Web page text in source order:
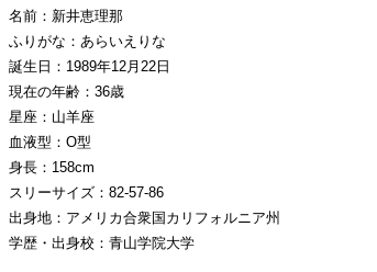
名前：新井恵理那
ふりがな：あらいえりな
誕生日：1989年12月22日
現在の年齢：36歳
星座：山羊座
血液型：O型
身長：158cm
スリーサイズ：82-57-86
出身地：アメリカ合衆国カリフォルニア州
学歴・出身校：青山学院大学